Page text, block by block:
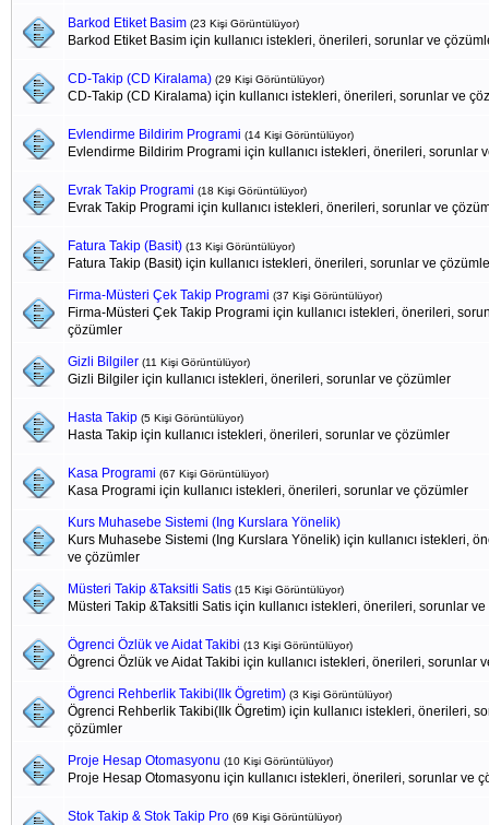
Barkod Etiket Basim (23 Kişi Görüntülüyor)
Barkod Etiket Basim için kullanıcı istekleri, önerileri, sorunlar ve
CD-Takip (CD Kiralama) (29 Kişi Görüntülüyor)
CD-Takip (CD Kiralama) için kullanıcı istekleri, önerileri, sorunlar ve
Evlendirme Bildirim Programi (14 Kişi Görüntülüyor)
Evlendirme Bildirim Programi için kullanıcı istekleri, önerileri, sorunlar
Evrak Takip Programi (18 Kişi Görüntülüyor)
Evrak Takip Programi için kullanıcı istekleri, önerileri, sorunlar ve
Fatura Takip (Basit) (13 Kişi Görüntülüyor)
Fatura Takip (Basit) için kullanıcı istekleri, önerileri, sorunlar ve
Firma-Müsteri Çek Takip Programi (37 Kişi Görüntülüyor)
Firma-Müsteri Çek Takip Programi için kullanıcı istekleri, önerileri,
çözümler
Gizli Bilgiler (11 Kişi Görüntülüyor)
Gizli Bilgiler için kullanıcı istekleri, önerileri, sorunlar ve çözümler
Hasta Takip (5 Kişi Görüntülüyor)
Hasta Takip için kullanıcı istekleri, önerileri, sorunlar ve çözümler
Kasa Programi (67 Kişi Görüntülüyor)
Kasa Programi için kullanıcı istekleri, önerileri, sorunlar ve çözümler
Kurs Muhasebe Sistemi (Ing Kurslara Yönelik)
Kurs Muhasebe Sistemi (Ing Kurslara Yönelik) için kullanıcı istekleri,
ve çözümler
Müsteri Takip &Taksitli Satis (15 Kişi Görüntülüyor)
Müsteri Takip &Taksitli Satis için kullanıcı istekleri, önerileri, sorunlar
Ögrenci Özlük ve Aidat Takibi (13 Kişi Görüntülüyor)
Ögrenci Özlük ve Aidat Takibi için kullanıcı istekleri, önerileri, sorunlar
Ögrenci Rehberlik Takibi(Ilk Ögretim) (3 Kişi Görüntülüyor)
Ögrenci Rehberlik Takibi(Ilk Ögretim) için kullanıcı istekleri, önerileri,
çözümler
Proje Hesap Otomasyonu (10 Kişi Görüntülüyor)
Proje Hesap Otomasyonu için kullanıcı istekleri, önerileri, sorunlar ve
Stok Takip & Stok Takip Pro (69 Kişi Görüntülüyor)